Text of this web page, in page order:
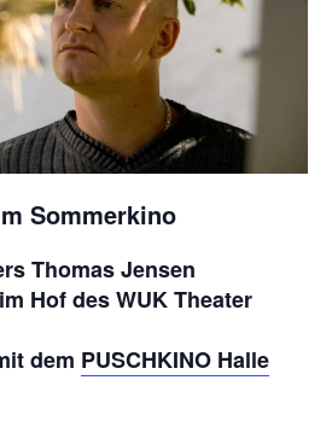
Sommerkino
Thomas Jensen
Hof des WUK Theater
dem PUSCHKINO Halle